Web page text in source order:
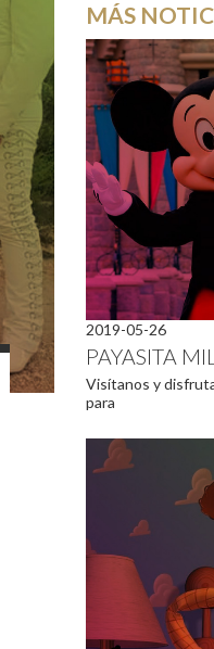
MÁS
2019-05-26
PAYASITA
Visítanos y
para